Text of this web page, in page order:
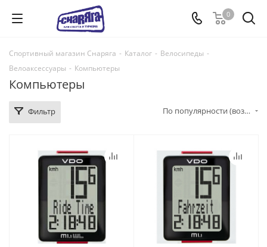
0
Спортивный магазин Снаряга - Каталог - Велосипеды -
Велоаксессуары - Компьютеры
Компьютеры
Фильтр По популярности (возрастание)